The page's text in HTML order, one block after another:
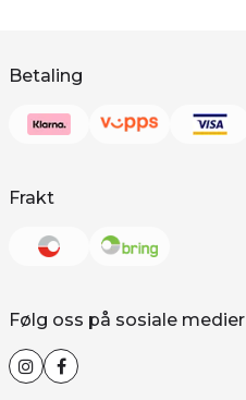
Betaling
Frakt
Følg oss på sosiale medier